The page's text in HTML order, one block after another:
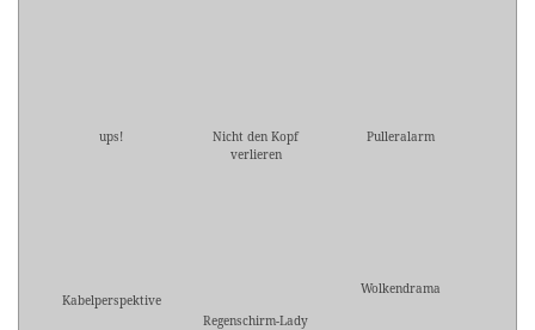
ups!
Nicht den Kopf
verlieren
Pulleralarm
Kabelperspektive
Regenschirm-Lady
Wolkendrama